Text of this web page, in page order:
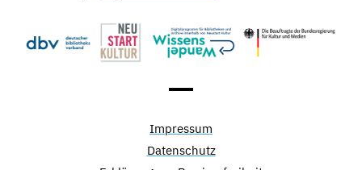
Impressum
Datenschutz